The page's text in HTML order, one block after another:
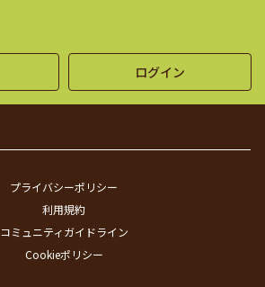
ログイン
プライバシーポリシー
利用規約
コミュニティガイドライン
Cookieポリシー